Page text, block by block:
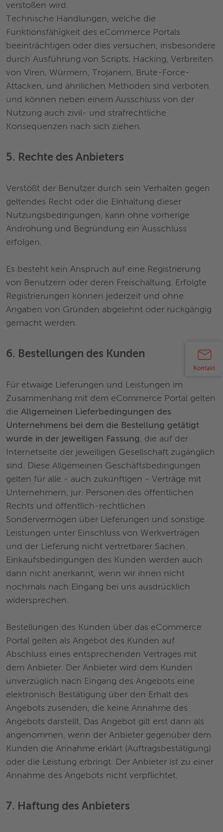
verstoßen wird.
Technische Handlungen, welche die
Funktionsfähigkeit des eCommerce Portals
beeinträchtigen oder dies versuchen, insbesondere
durch Ausführung von Scripts, Hacking, Verbreiten
von Viren, Würmern, Trojanern, Brute-Force-
Attacken, und ähnlichen Methoden sind verboten
und können neben einem Ausschluss von der
Nutzung auch zivil- und strafrechtliche
Konsequenzen nach sich ziehen.
5. Rechte des Anbieters
Verstößt der Benutzer durch sein Verhalten gegen
geltendes Recht oder die Einhaltung dieser
Nutzungsbedingungen, kann ohne vorherige
Androhung und Begründung ein Ausschluss
erfolgen.
Es besteht kein Anspruch auf eine Registrierung
von Benutzern oder deren Freischaltung. Erfolgte
Registrierungen können jederzeit und ohne
Angaben von Gründen abgelehnt oder rückgängig
gemacht werden.
6. Bestellungen des Kunden
Für etwaige Lieferungen und Leistungen im
Zusammenhang mit dem eCommerce Portal gelten
die Allgemeinen Lieferbedingungen des
Unternehmens bei dem die Bestellung getätigt
wurde in der jeweiligen Fassung, die auf der
Internetseite der jeweiligen Gesellschaft zugänglich
sind. Diese Allgemeinen Geschäftsbedingungen
gelten für alle - auch zukünftigen - Verträge mit
Unternehmern, jur. Personen des öffentlichen
Rechts und öffentlich-rechtlichen
Sondervermögen über Lieferungen und sonstige
Leistungen unter Einschluss von Werkverträgen
und der Lieferung nicht vertretbarer Sachen.
Einkaufsbedingungen des Kunden werden auch
dann nicht anerkannt, wenn wir ihnen nicht
nochmals nach Eingang bei uns ausdrücklich
widersprechen.
Bestellungen des Kunden über das eCommerce
Portal gelten als Angebot des Kunden auf
Abschluss eines entsprechenden Vertrages mit
dem Anbieter. Der Anbieter wird dem Kunden
unverzüglich nach Eingang des Angebots eine
elektronisch Bestätigung über den Erhalt des
Angebots zusenden, die keine Annahme des
Angebots darstellt. Das Angebot gilt erst dann als
angenommen, wenn der Anbieter gegenüber dem
Kunden die Annahme erklärt (Auftragsbestätigung)
oder die Leistung erbringt. Der Anbieter ist zu einer
Annahme des Angebots nicht verpflichtet.
7. Haftung des Anbieters